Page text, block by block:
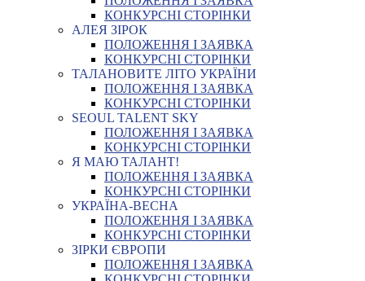
КОНКУРСНІ СТОРІНКИ
АЛЕЯ ЗІРОК
ПОЛОЖЕННЯ І ЗАЯВКА
КОНКУРСНІ СТОРІНКИ
ТАЛАНОВИТЕ ЛІТО УКРАЇНИ
ПОЛОЖЕННЯ І ЗАЯВКА
КОНКУРСНІ СТОРІНКИ
SEOUL TALENT SKY
ПОЛОЖЕННЯ І ЗАЯВКА
КОНКУРСНІ СТОРІНКИ
Я МАЮ ТАЛАНТ!
ПОЛОЖЕННЯ І ЗАЯВКА
КОНКУРСНІ СТОРІНКИ
УКРАЇНА-ВЕСНА
ПОЛОЖЕННЯ І ЗАЯВКА
КОНКУРСНІ СТОРІНКИ
ЗІРКИ ЄВРОПИ
ПОЛОЖЕННЯ І ЗАЯВКА